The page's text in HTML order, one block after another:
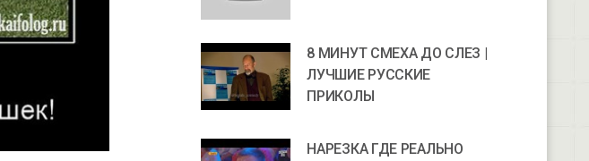
8 МИНУТ СМЕХА ДО СЛЕЗ |
ЛУЧШИЕ РУССКИЕ
ПРИКОЛЫ
НАРЕЗКА ГДЕ РЕАЛЬНО